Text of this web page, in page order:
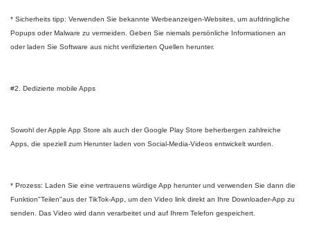
* Sicherheits tipp: Verwenden Sie bekannte Werbeanzeigen-Websites, um aufdringliche
Popups oder Malware zu vermeiden. Geben Sie niemals persönliche Informationen an
oder laden Sie Software aus nicht verifizierten Quellen herunter.
#2. Dedizierte mobile Apps
Sowohl der Apple App Store als auch der Google Play Store beherbergen zahlreiche
Apps, die speziell zum Herunter laden von Social-Media-Videos entwickelt wurden.
* Prozess: Laden Sie eine vertrauens würdige App herunter und verwenden Sie dann die
Funktion"Teilen"aus der TikTok-App, um den Video link direkt an Ihre Downloader-App zu
senden. Das Video wird dann verarbeitet und auf Ihrem Telefon gespeichert.